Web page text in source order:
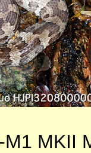
MKII